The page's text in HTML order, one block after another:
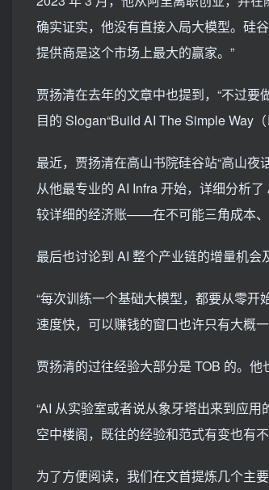
确实证实，他没有直接入局大模型。硅
提供商是这个市场上最大的赢家。”
贾扬清在去年的文章中也提到，“不过
目的 Slogan“Build AI The Simple Way（
最近，贾扬清在高山书院硅谷站“高山
从他最专业的 AI Infra 开始，详细分析
较详细的经济账——在不可能三角成本、
最后也讨论到 AI 整个产业链的增量机会
“每次训练一个基础大模型，都要从零开
速度快，可以赚钱的窗口也许只有大概
贾扬清的过往经验大部分是 TOB 的。
“AI 从实验室或者说从象牙塔出来到应
空中楼阁，既往的经验和范式有变也有不
为了方便阅读，我们在文首提炼几个主